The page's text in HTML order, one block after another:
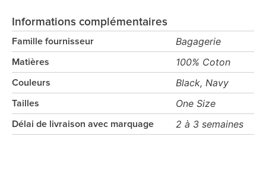
Informations complémentaires
Famille fournisseur Bagagerie
Matières 100% Coton
Couleurs Black, Navy
Tailles One Size
Délai de livraison avec marquage 2 à 3 semaines